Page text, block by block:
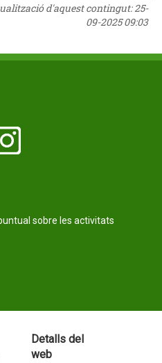
d'aquest contingut:25-
09-2025 09:03
sobre les activitats
Detalls del
web